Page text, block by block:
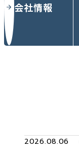
会社情報
2026.08.06